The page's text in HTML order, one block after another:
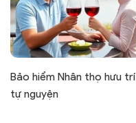
Bảo hiểm Nhân thọ hưu trí
tự nguyện